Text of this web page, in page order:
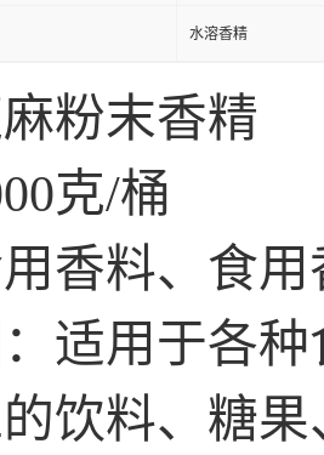
水溶香精
粉末香精
克/桶
香料、食
适用于各
饮料、糖